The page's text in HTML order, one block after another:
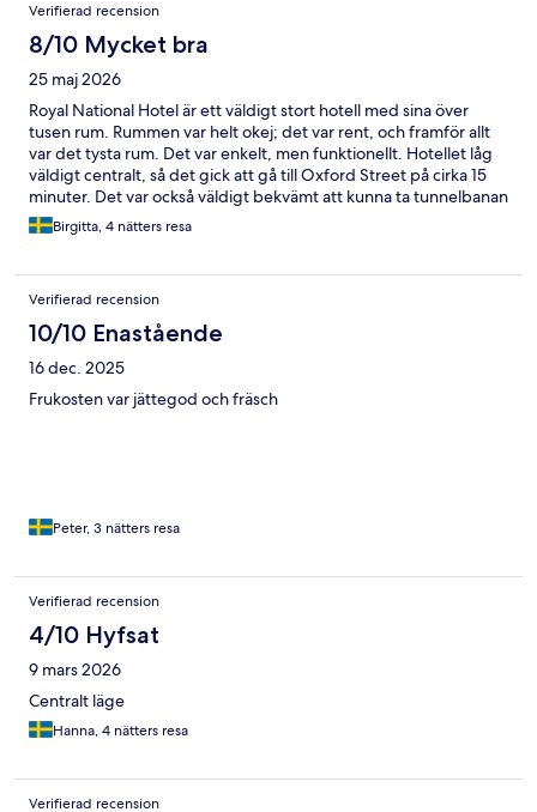
Verifierad recension
8/10 Mycket bra
25 maj 2026
Royal National Hotel är ett väldigt stort hotell med sina över
tusen rum. Rummen var helt okej; det var rent, och framför allt
var det tysta rum. Det var enkelt, men funktionellt. Hotellet låg
väldigt centralt, så det gick att gå till Oxford Street på cirka 15
minuter. Det var också väldigt bekvämt att kunna ta tunnelbanan
från Heathrow flygplats direkt till Russell Square, där hotellet
låg.
Birgitta, 4 nätters resa
Verifierad recension
10/10 Enastående
16 dec. 2025
Frukosten var jättegod och fräsch
Peter, 3 nätters resa
Verifierad recension
4/10 Hyfsat
9 mars 2026
Centralt läge
Hanna, 4 nätters resa
Verifierad recension